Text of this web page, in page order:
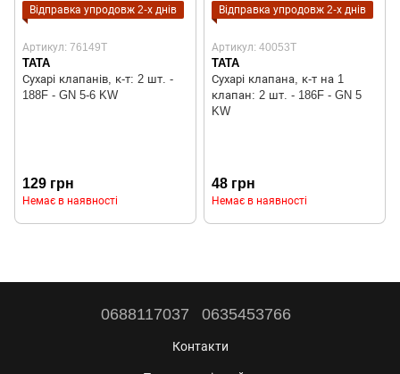
Відправка упродовж 2-х днів
Артикул: 76149T
TATA
Сухарі клапанів, к-т: 2 шт. -
188F - GN 5-6 KW
129 грн
Немає в наявності
Відправка упродовж 2-х днів
Артикул: 40053T
TATA
Сухарі клапана, к-т на 1
клапан: 2 шт. - 186F - GN 5
KW
48 грн
Немає в наявності
0688117037 0635453766
Контакти